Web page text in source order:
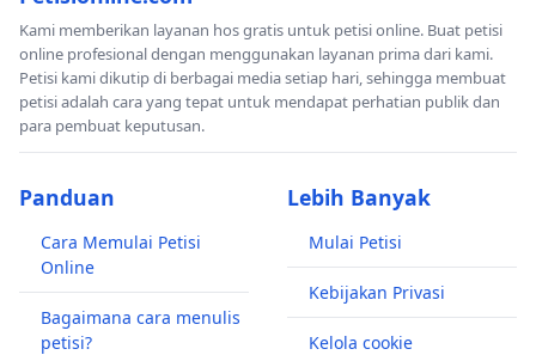
Kami memberikan layanan hos gratis untuk petisi online. Buat petisi
online profesional dengan menggunakan layanan prima dari kami.
Petisi kami dikutip di berbagai media setiap hari, sehingga membuat
petisi adalah cara yang tepat untuk mendapat perhatian publik dan
para pembuat keputusan.
Panduan
Cara Memulai Petisi
Online
Bagaimana cara menulis
petisi?
Lebih Banyak
Mulai Petisi
Kebijakan Privasi
Kelola cookie